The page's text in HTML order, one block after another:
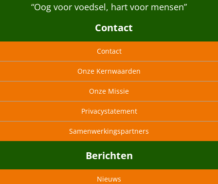
“Oog voor voedsel, hart voor mensen”
Contact
Contact
Onze Kernwaarden
Onze Missie
Privacystatement
Samenwerkingspartners
Berichten
Nieuws